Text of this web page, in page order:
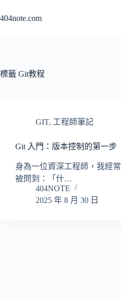
至
容
404note.com
標籤 Git教程
GIT, 工程師筆記
Git 入門：版本控制的第一步
身為一位資深工程師，我經常
被問到：「什…
404NOTE
2025 年 8 月 30 日